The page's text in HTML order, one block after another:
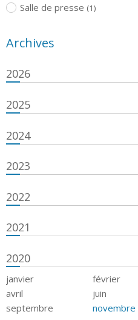
Salle de presse (1)
Archives
2026
2025
2024
2023
2022
2021
2020
janvier février
avril
juin
septembre
novembre